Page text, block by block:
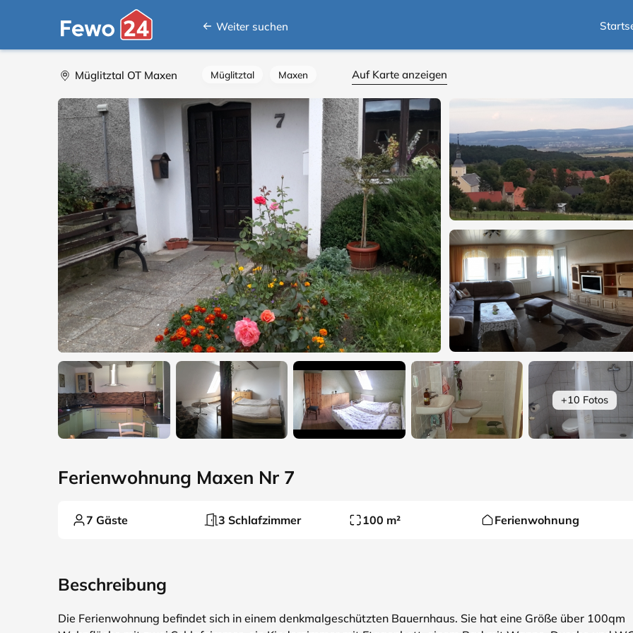
Weiter suchen
Müglitztal OT Maxen Müglitztal Maxen Auf Karte anzeigen
+10 Fotos
Ferienwohnung Maxen Nr 7
7 Gäste 3 Schlafzimmer 100 m² Ferienwohnung
Beschreibung
Die Ferienwohnung befindet sich in einem denkmalgeschützten Bauernhaus. Sie hat eine Größe über 100qm